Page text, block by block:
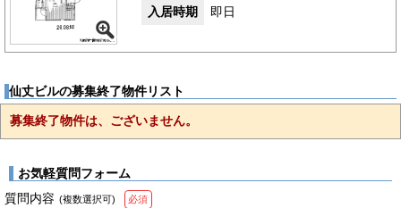
入居時期
即日
仙丈ビルの募集終了物件リスト
募集終了物件は、ございません。
お気軽質問フォーム
質問内容 (複数選択可) 必須